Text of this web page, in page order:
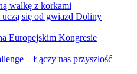
walkę z korkami
się od gwiazd Doliny
Europejskim Kongresie
– Łączy nas przyszłość